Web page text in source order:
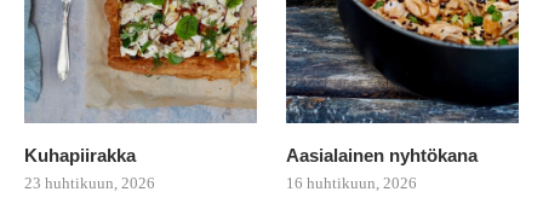
Kuhapiirakka
23 huhtikuun, 2026
Aasialainen nyhtökana
16 huhtikuun, 2026